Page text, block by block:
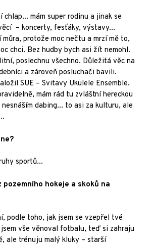
chlap... mám super rodinu a jinak se
– koncerty, fesťáky, výstavy...
protože moc nečtu a mrzí mě to,
chci. Bez hudby bych asi žít nemohl.
poslechnu všechno. Důležitá věc na
a zároveň posluchači bavili.
SUE – Svitavy Ukulele Ensemble.
mám rád tu zvláštní hereckou
dabing... to asi za kulturu, ale
sportů...
pozemního hokeje a skoků na
podle toho, jak jsem se vzepřel tvé
vše věnoval fotbalu, teď si zahraju
ale trénuju malý kluky – starší